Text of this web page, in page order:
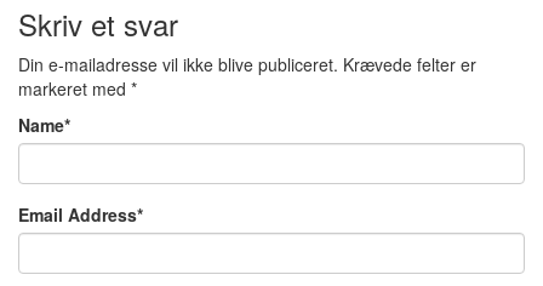
Skriv et svar
Din e-mailadresse vil ikke blive publiceret. Krævede felter er
markeret med *
Name*
Email Address*